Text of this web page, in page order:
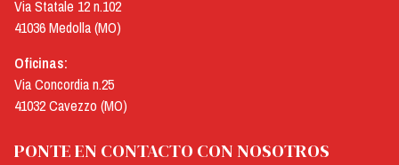
Via Statale 12 n.102
41036 Medolla (MO)
Oficinas:
Via Concordia n.25
41032 Cavezzo (MO)
PONTE EN CONTACTO CON NOSOTROS